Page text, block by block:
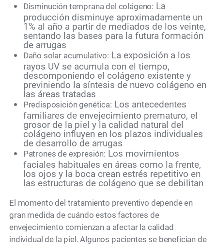
Disminución temprana del colágeno: La
producción disminuye aproximadamente un
1% al año a partir de mediados de los veinte,
sentando las bases para la futura formación
de arrugas
Daño solar acumulativo: La exposición a los
rayos UV se acumula con el tiempo,
descomponiendo el colágeno existente y
previniendo la síntesis de nuevo colágeno en
las áreas tratadas
Predisposición genética: Los antecedentes
familiares de envejecimiento prematuro, el
grosor de la piel y la calidad natural del
colágeno influyen en los plazos individuales
de desarrollo de arrugas
Patrones de expresión: Los movimientos
faciales habituales en áreas como la frente,
los ojos y la boca crean estrés repetitivo en
las estructuras de colágeno que se debilitan
El momento del tratamiento preventivo depende en
gran medida de cuándo estos factores de
envejecimiento comienzan a afectar la calidad
individual de la piel. Algunos pacientes se benefician de